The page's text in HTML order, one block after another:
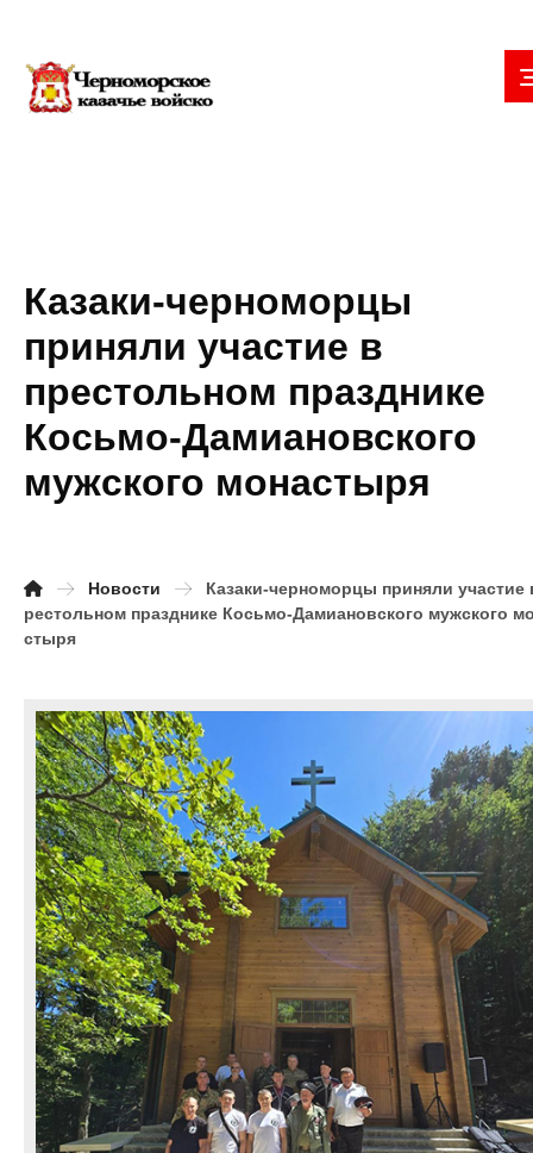
Казаки-черноморцы
приняли участие в
престольном празднике
Косьмо-Дамиановского
мужского монастыря
Новости
Казаки-черноморцы приняли участие
рестольном празднике Косьмо-Дамиановского мужского
стыря